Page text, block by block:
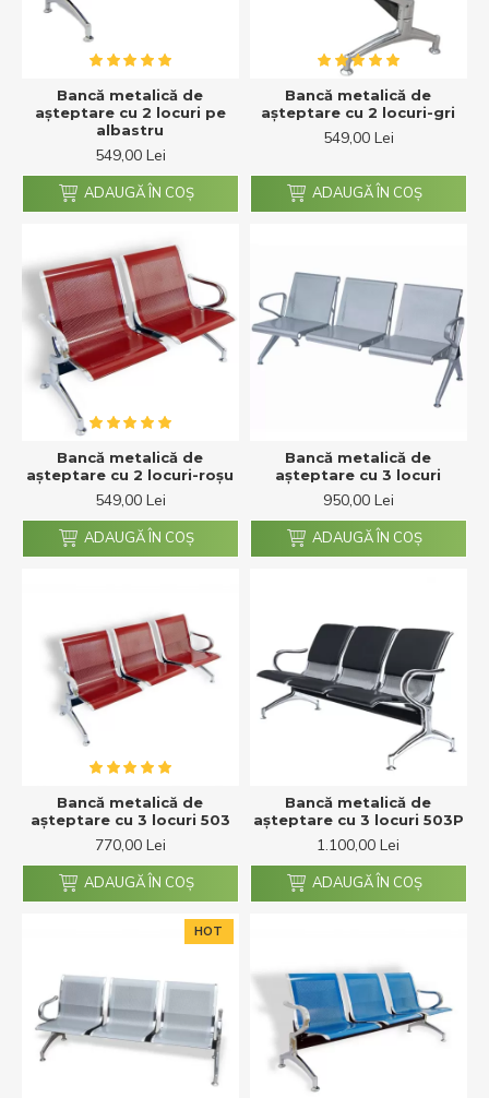
Bancă metalică de
așteptare cu 2 locuri pe
albastru
549,00 Lei
ADAUGĂ ÎN COŞ
Bancă metalică de
așteptare cu 2 locuri-gri
549,00 Lei
ADAUGĂ ÎN COŞ
Bancă metalică de
așteptare cu 2 locuri-roșu
549,00 Lei
ADAUGĂ ÎN COŞ
Bancă metalică de
așteptare cu 3 locuri
950,00 Lei
ADAUGĂ ÎN COŞ
Bancă metalică de
așteptare cu 3 locuri 503
770,00 Lei
ADAUGĂ ÎN COŞ
Bancă metalică de
așteptare cu 3 locuri 503P
1.100,00 Lei
ADAUGĂ ÎN COŞ
HOT